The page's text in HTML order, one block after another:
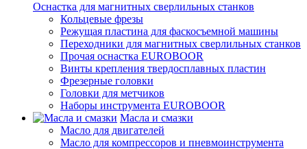
Оснастка для магнитных сверлильных станков
Кольцевые фрезы
Режущая пластина для фаскосъемной машины
Переходники для магнитных сверлильных станков
Прочая оснастка EUROBOOR
Винты крепления твердосплавных пластин
Фрезерные головки
Головки для метчиков
Наборы инструмента EUROBOOR
Масла и смазки
Масло для двигателей
Масло для компрессоров и пневмоинструмента